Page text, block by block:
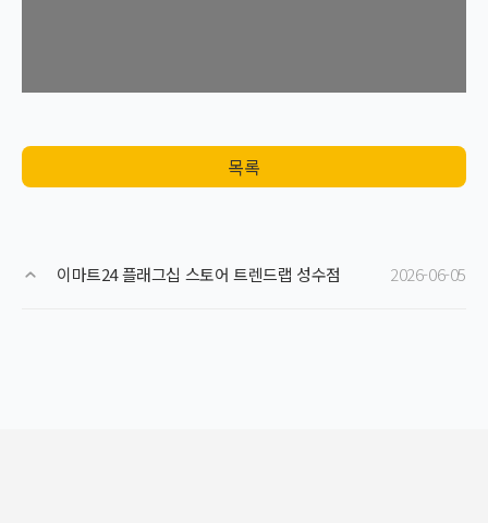
목록
이마트24 플래그십 스토어 트렌드랩 성수점 2026-06-05